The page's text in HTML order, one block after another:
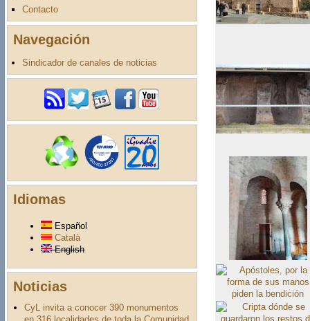
Contacto
Navegación
Sindicador de canales de noticias
Idiomas
Español
Català
English
Noticias
CyL invita a conocer 390 monumentos